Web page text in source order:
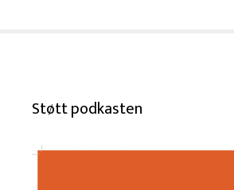
Støtt podkasten